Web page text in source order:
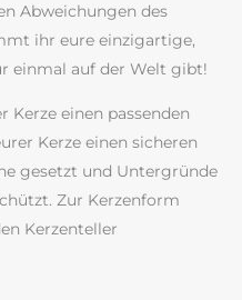
Abweichungen des
ihr eure einzigartige,
einmal auf der Welt gibt!
Kerze einen passenden
Kerze einen sicheren
gesetzt und Untergründe
Zur Kerzenform
Kerzenteller